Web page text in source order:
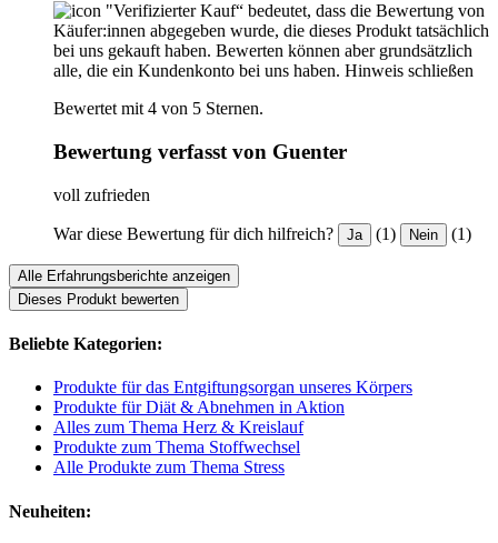
"Verifizierter Kauf“ bedeutet, dass die Bewertung von
Käufer:innen abgegeben wurde, die dieses Produkt tatsächlich
bei uns gekauft haben. Bewerten können aber grundsätzlich
alle, die ein Kundenkonto bei uns haben. Hinweis schließen
Bewertet mit 4 von 5 Sternen.
Bewertung verfasst von Guenter
voll zufrieden
War diese Bewertung für dich hilfreich? Ja (1) Nein (1)
Alle Erfahrungsberichte anzeigen
Dieses Produkt bewerten
Beliebte Kategorien:
Produkte für das Entgiftungsorgan unseres Körpers
Produkte für Diät & Abnehmen in Aktion
Alles zum Thema Herz & Kreislauf
Produkte zum Thema Stoffwechsel
Alle Produkte zum Thema Stress
Neuheiten: